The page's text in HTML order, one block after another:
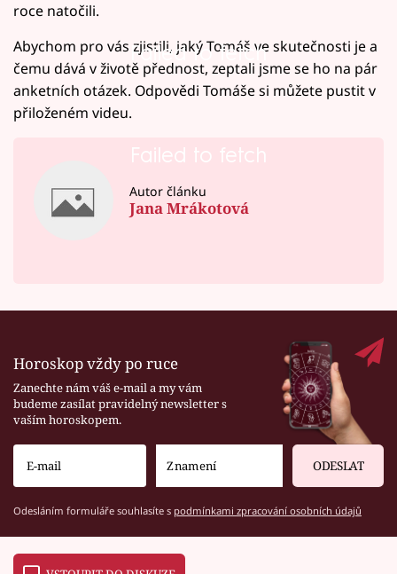
roce natočili.
Failed to fetch
Abychom pro vás zjistili, jaký Tomáš ve skutečnosti je a
čemu dává v životě přednost, zeptali jsme se ho na pár
anketních otázek. Odpovědi Tomáše si můžete pustit v
přiloženém videu.
Failed to fetch
Autor článku
Jana Mrákotová
Horoskop vždy po ruce
Zanechte nám váš e-mail a my vám
budeme zasílat pravidelný newsletter s
vaším horoskopem.
ODESLAT
Odesláním formuláře souhlasíte s podmínkami zpracování osobních údajů